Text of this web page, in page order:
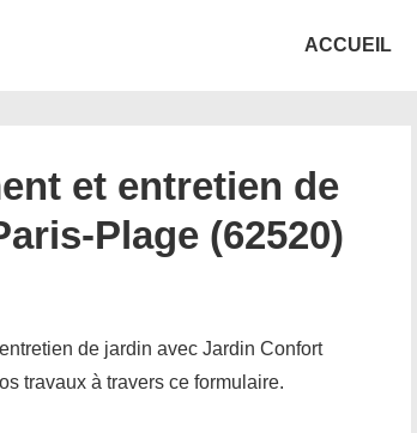
ACCUEIL
et entretien de
Plage (62520)
de jardin avec Jardin Confort
travaux à travers ce formulaire.